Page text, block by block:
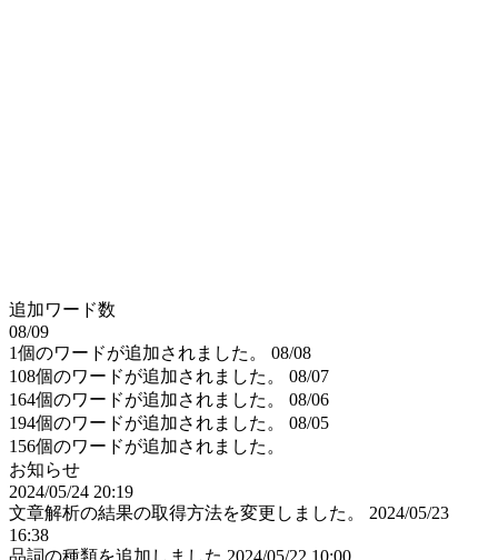
追加ワード数
08/09
1個のワードが追加されました。
08/08
108個のワードが追加されました。
08/07
164個のワードが追加されました。
08/06
194個のワードが追加されました。
08/05
156個のワードが追加されました。
お知らせ
2024/05/24 20:19
文章解析の結果の取得方法を変更しました。
2024/05/23
16:38
品詞の種類を追加しました 2024/05/22 10:00